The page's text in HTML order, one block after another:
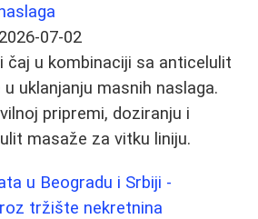
2026-07-02
čaj u kombinaciji sa anticelulit
uklanjanju masnih naslaga.
pripremi, doziranju i
masaže za vitku liniju.
u Beogradu i Srbiji -
tržište nekretnina